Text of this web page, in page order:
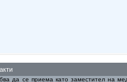
да се приема като заместител на